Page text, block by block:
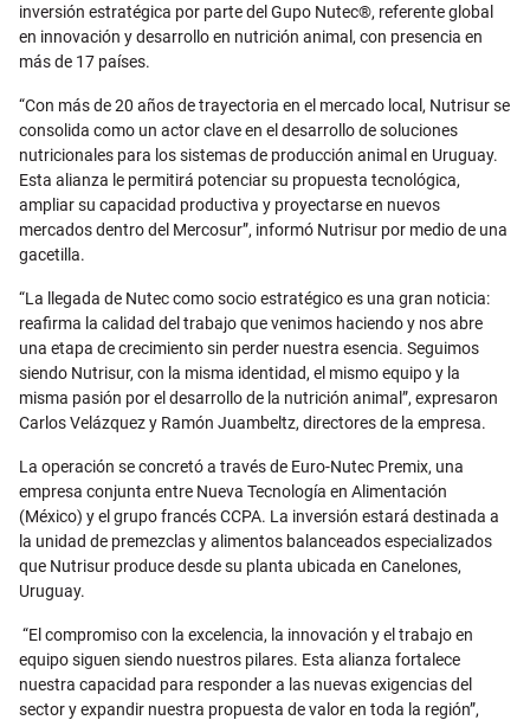
inversión estratégica por parte del Gupo Nutec®, referente global
en innovación y desarrollo en nutrición animal, con presencia en
más de 17 países.
“Con más de 20 años de trayectoria en el mercado local, Nutrisur se
consolida como un actor clave en el desarrollo de soluciones
nutricionales para los sistemas de producción animal en Uruguay.
Esta alianza le permitirá potenciar su propuesta tecnológica,
ampliar su capacidad productiva y proyectarse en nuevos
mercados dentro del Mercosur”, informó Nutrisur por medio de una
gacetilla.
“La llegada de Nutec como socio estratégico es una gran noticia:
reafirma la calidad del trabajo que venimos haciendo y nos abre
una etapa de crecimiento sin perder nuestra esencia. Seguimos
siendo Nutrisur, con la misma identidad, el mismo equipo y la
misma pasión por el desarrollo de la nutrición animal”, expresaron
Carlos Velázquez y Ramón Juambeltz, directores de la empresa.
La operación se concretó a través de Euro-Nutec Premix, una
empresa conjunta entre Nueva Tecnología en Alimentación
(México) y el grupo francés CCPA. La inversión estará destinada a
la unidad de premezclas y alimentos balanceados especializados
que Nutrisur produce desde su planta ubicada en Canelones,
Uruguay.
“El compromiso con la excelencia, la innovación y el trabajo en
equipo siguen siendo nuestros pilares. Esta alianza fortalece
nuestra capacidad para responder a las nuevas exigencias del
sector y expandir nuestra propuesta de valor en toda la región”,